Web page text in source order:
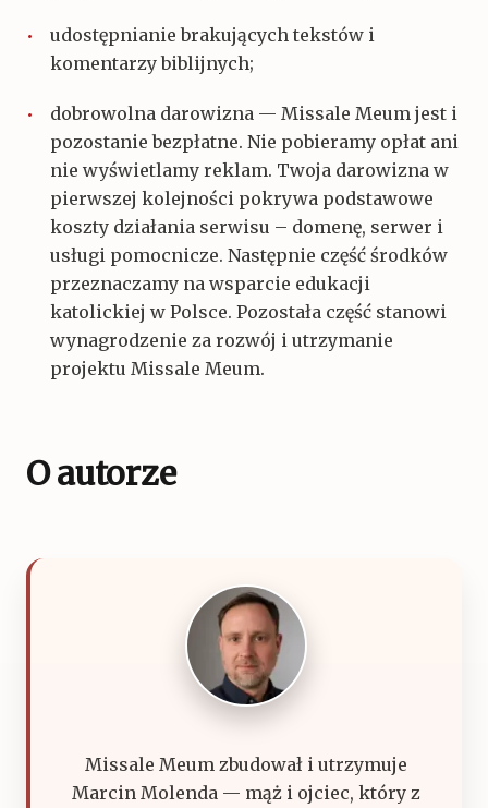
udostępnianie brakujących tekstów i
komentarzy biblijnych;
dobrowolna darowizna — Missale Meum jest i
pozostanie bezpłatne. Nie pobieramy opłat ani
nie wyświetlamy reklam. Twoja darowizna w
pierwszej kolejności pokrywa podstawowe
koszty działania serwisu – domenę, serwer i
usługi pomocnicze. Następnie część środków
przeznaczamy na wsparcie edukacji
katolickiej w Polsce. Pozostała część stanowi
wynagrodzenie za rozwój i utrzymanie
projektu Missale Meum.
O autorze
Missale Meum zbudował i utrzymuje
Marcin Molenda — mąż i ojciec, który z